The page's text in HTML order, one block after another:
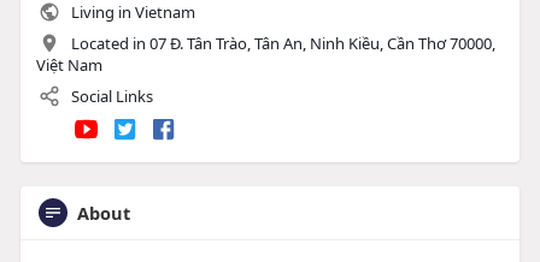
Living in Vietnam
Located in 07 Đ. Tân Trào, Tân An, Ninh Kiều, Cần Thơ 70000,
Việt Nam
Social Links
About